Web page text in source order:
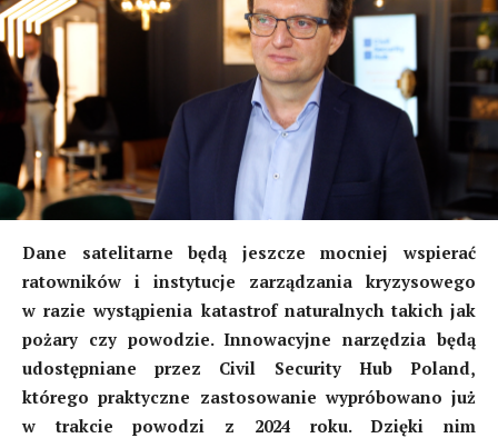
Dane satelitarne będą jeszcze mocniej wspierać
ratowników i instytucje zarządzania kryzysowego
w razie wystąpienia katastrof naturalnych takich jak
pożary czy powodzie. Innowacyjne narzędzia będą
udostępniane przez Civil Security Hub Poland,
którego praktyczne zastosowanie wypróbowano już
w trakcie powodzi z 2024 roku. Dzięki nim